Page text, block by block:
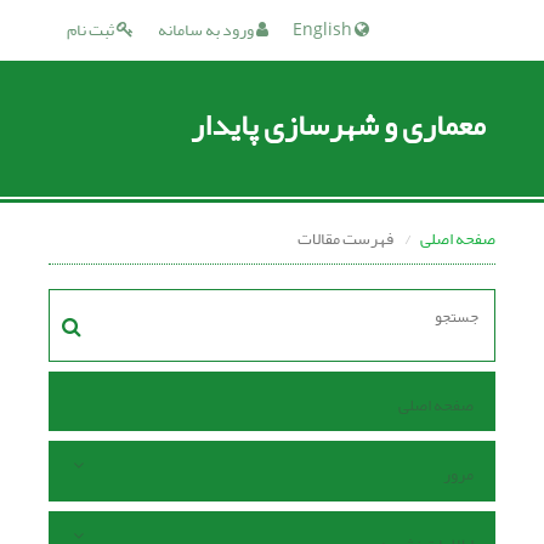
ثبت نام ورود به سامانه
معماری و شهرسازی پایدار
صفحه اصلی فهرست مقالات
صفحه اصلی
مرور